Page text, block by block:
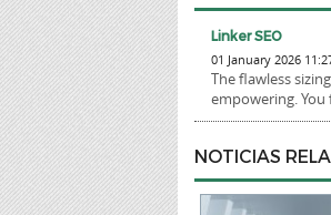
Linker SEO
01 January 2026
The flawless
empowering.
NOTICIAS